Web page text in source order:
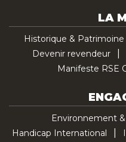
LA
Historique & Patrimoine
Devenir revendeur
Manifeste RSE
Environnement
Handicap International